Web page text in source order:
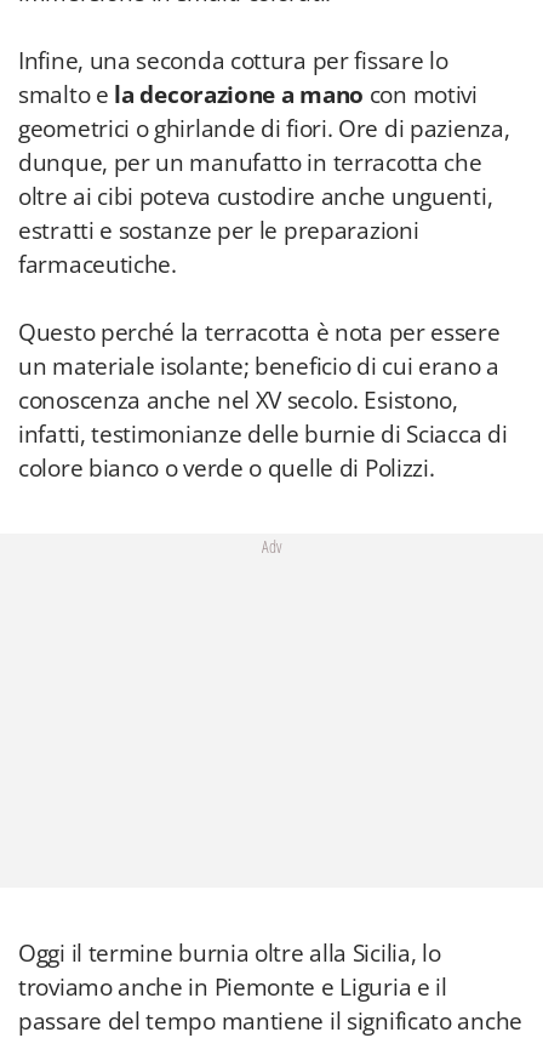
Infine, una seconda cottura per fissare lo
smalto e la decorazione a mano con motivi
geometrici o ghirlande di fiori. Ore di pazienza,
dunque, per un manufatto in terracotta che
oltre ai cibi poteva custodire anche unguenti,
estratti e sostanze per le preparazioni
farmaceutiche.
Questo perché la terracotta è nota per essere
un materiale isolante; beneficio di cui erano a
conoscenza anche nel XV secolo. Esistono,
infatti, testimonianze delle burnie di Sciacca di
colore bianco o verde o quelle di Polizzi.
Adv
Oggi il termine burnia oltre alla Sicilia, lo
troviamo anche in Piemonte e Liguria e il
passare del tempo mantiene il significato anche